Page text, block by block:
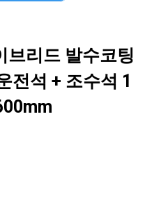
브리드 발수코팅
전석 + 조수석 1